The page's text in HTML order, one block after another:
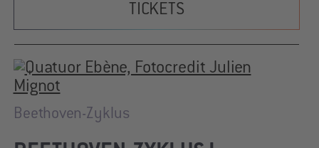
TICKETS
Beethoven-Zyklus